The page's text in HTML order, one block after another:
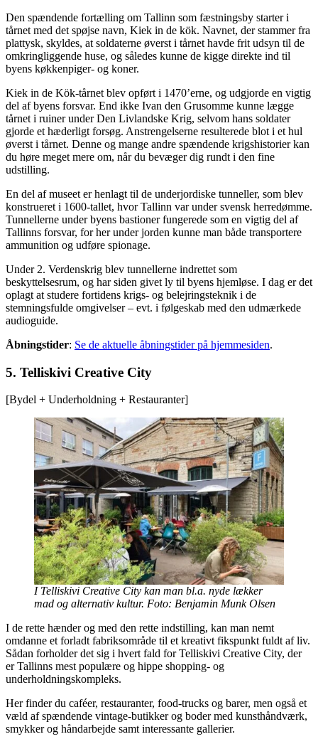
Den spændende fortælling om Tallinn som fæstningsby starter i
tårnet med det spøjse navn, Kiek in de kök. Navnet, der stammer fra
plattysk, skyldes, at soldaterne øverst i tårnet havde frit udsyn til de
omkringliggende huse, og således kunne de kigge direkte ind til
byens køkkenpiger- og koner.
Kiek in de Kök-tårnet blev opført i 1470’erne, og udgjorde en vigtig
del af byens forsvar. End ikke Ivan den Grusomme kunne lægge
tårnet i ruiner under Den Livlandske Krig, selvom hans soldater
gjorde et hæderligt forsøg. Anstrengelserne resulterede blot i et hul
øverst i tårnet. Denne og mange andre spændende krigshistorier kan
du høre meget mere om, når du bevæger dig rundt i den fine
udstilling.
En del af museet er henlagt til de underjordiske tunneller, som blev
konstrueret i 1600-tallet, hvor Tallinn var under svensk herredømme.
Tunnellerne under byens bastioner fungerede som en vigtig del af
Tallinns forsvar, for her under jorden kunne man både transportere
ammunition og udføre spionage.
Under 2. Verdenskrig blev tunnellerne indrettet som
beskyttelsesrum, og har siden givet ly til byens hjemløse. I dag er det
oplagt at studere fortidens krigs- og belejringsteknik i de
stemningsfulde omgivelser – evt. i følgeskab med den udmærkede
audioguide.
Åbningstider: Se de aktuelle åbningstider på hjemmesiden.
5. Telliskivi Creative City
[Bydel + Underholdning + Restauranter]
I Telliskivi Creative City kan man bl.a. nyde lækker
mad og alternativ kultur. Foto: Benjamin Munk Olsen
I de rette hænder og med den rette indstilling, kan man nemt
omdanne et forladt fabriksområde til et kreativt fikspunkt fuldt af liv.
Sådan forholder det sig i hvert fald for Telliskivi Creative City, der
er Tallinns mest populære og hippe shopping- og
underholdningskompleks.
Her finder du caféer, restauranter, food-trucks og barer, men også et
væld af spændende vintage-butikker og boder med kunsthåndværk,
smykker og håndarbejde samt interessante gallerier.